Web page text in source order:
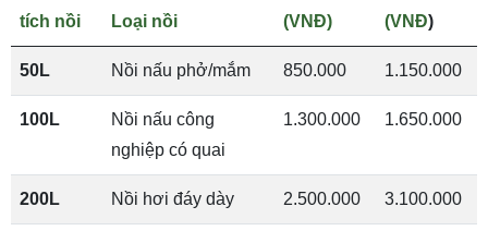
tích nồi Loại nồi (VNĐ) (VNĐ)
50L Nồi nấu phở/mắm 850.000 1.150.000
100L
Nồi nấu công
nghiệp có quai
1.300.000 1.650.000
200L Nồi hơi đáy dày 2.500.000 3.100.000